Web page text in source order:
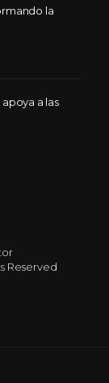
la
apoya a las
Reserved